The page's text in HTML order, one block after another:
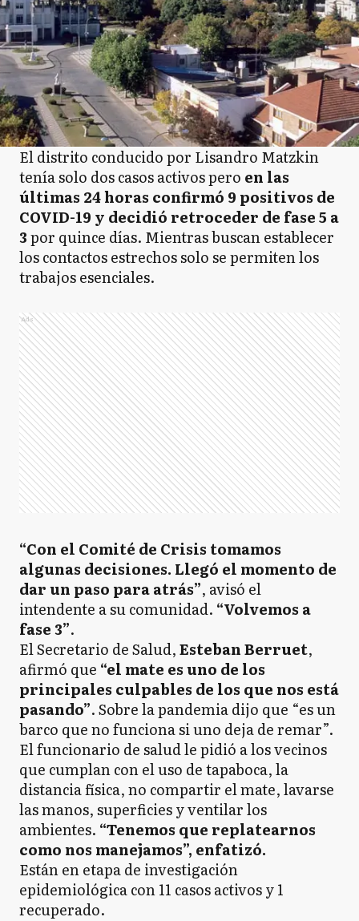
El distrito conducido por Lisandro Matzkin
tenía solo dos casos activos pero en las
últimas 24 horas confirmó 9 positivos de
COVID-19 y decidió retroceder de fase 5 a
3por quince días. Mientras buscan establecer
los contactos estrechos solo se permiten los
trabajos esenciales.
Ads
“Con el Comité de Crisis tomamos
algunas decisiones. Llegó el momento de
dar un paso para atrás”, avisó el
intendente a su comunidad. “Volvemos a
fase 3”.
El Secretario de Salud,Esteban Berruet,
afirmó que “el mate es uno de los
principales culpables de los que nos está
pasando”. Sobre la pandemia dijo que “es un
barco que no funciona si uno deja de remar”.
El funcionario de salud le pidió a los vecinos
que cumplan con el uso de tapaboca, la
distancia física, no compartir el mate, lavarse
las manos, superficies y ventilar los
ambientes. “Tenemos que replatearnos
como nos manejamos”, enfatizó.
Están en etapa de investigación
epidemiológica con 11 casos activos y 1
recuperado.